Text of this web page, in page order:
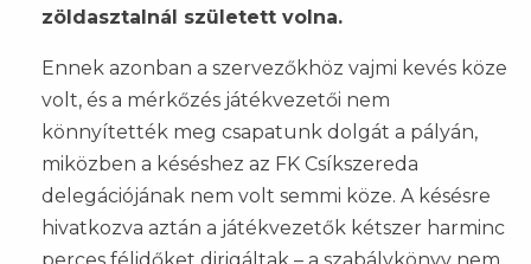
zöldasztalnál született volna.
Ennek azonban a szervezőkhöz vajmi kevés köze
volt, és a mérkőzés játékvezetői nem
könnyítették meg csapatunk dolgát a pályán,
miközben a késéshez az FK Csíkszereda
delegációjának nem volt semmi köze. A késésre
hivatkozva aztán a játékvezetők kétszer harminc